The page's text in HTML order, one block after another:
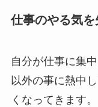
仕事のやる気を
自分が仕事に集
以外の事に熱中
くなってきます。